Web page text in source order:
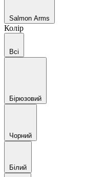
Salmon Arms
Колір
Всі
Бірюзовий
Чорний
Білий